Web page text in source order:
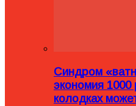
Синдром
экономия
колодках